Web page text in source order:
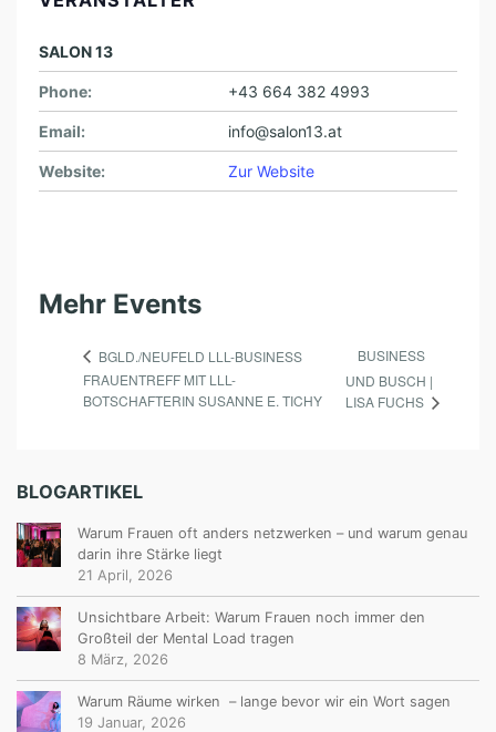
SALON 13
Phone: +43 664 382 4993
Email: info@salon13.at
Website: Zur Website
Mehr Events
BGLD./NEUFELD LLL-BUSINESS
FRAUENTREFF MIT LLL-
BOTSCHAFTERIN SUSANNE E. TICHY
BUSINESS
UND BUSCH |
LISA FUCHS
BLOGARTIKEL
Warum Frauen oft anders netzwerken – und warum genau
darin ihre Stärke liegt
21 April, 2026
Unsichtbare Arbeit: Warum Frauen noch immer den
Großteil der Mental Load tragen
8 März, 2026
Warum Räume wirken – lange bevor wir ein Wort sagen
19 Januar, 2026